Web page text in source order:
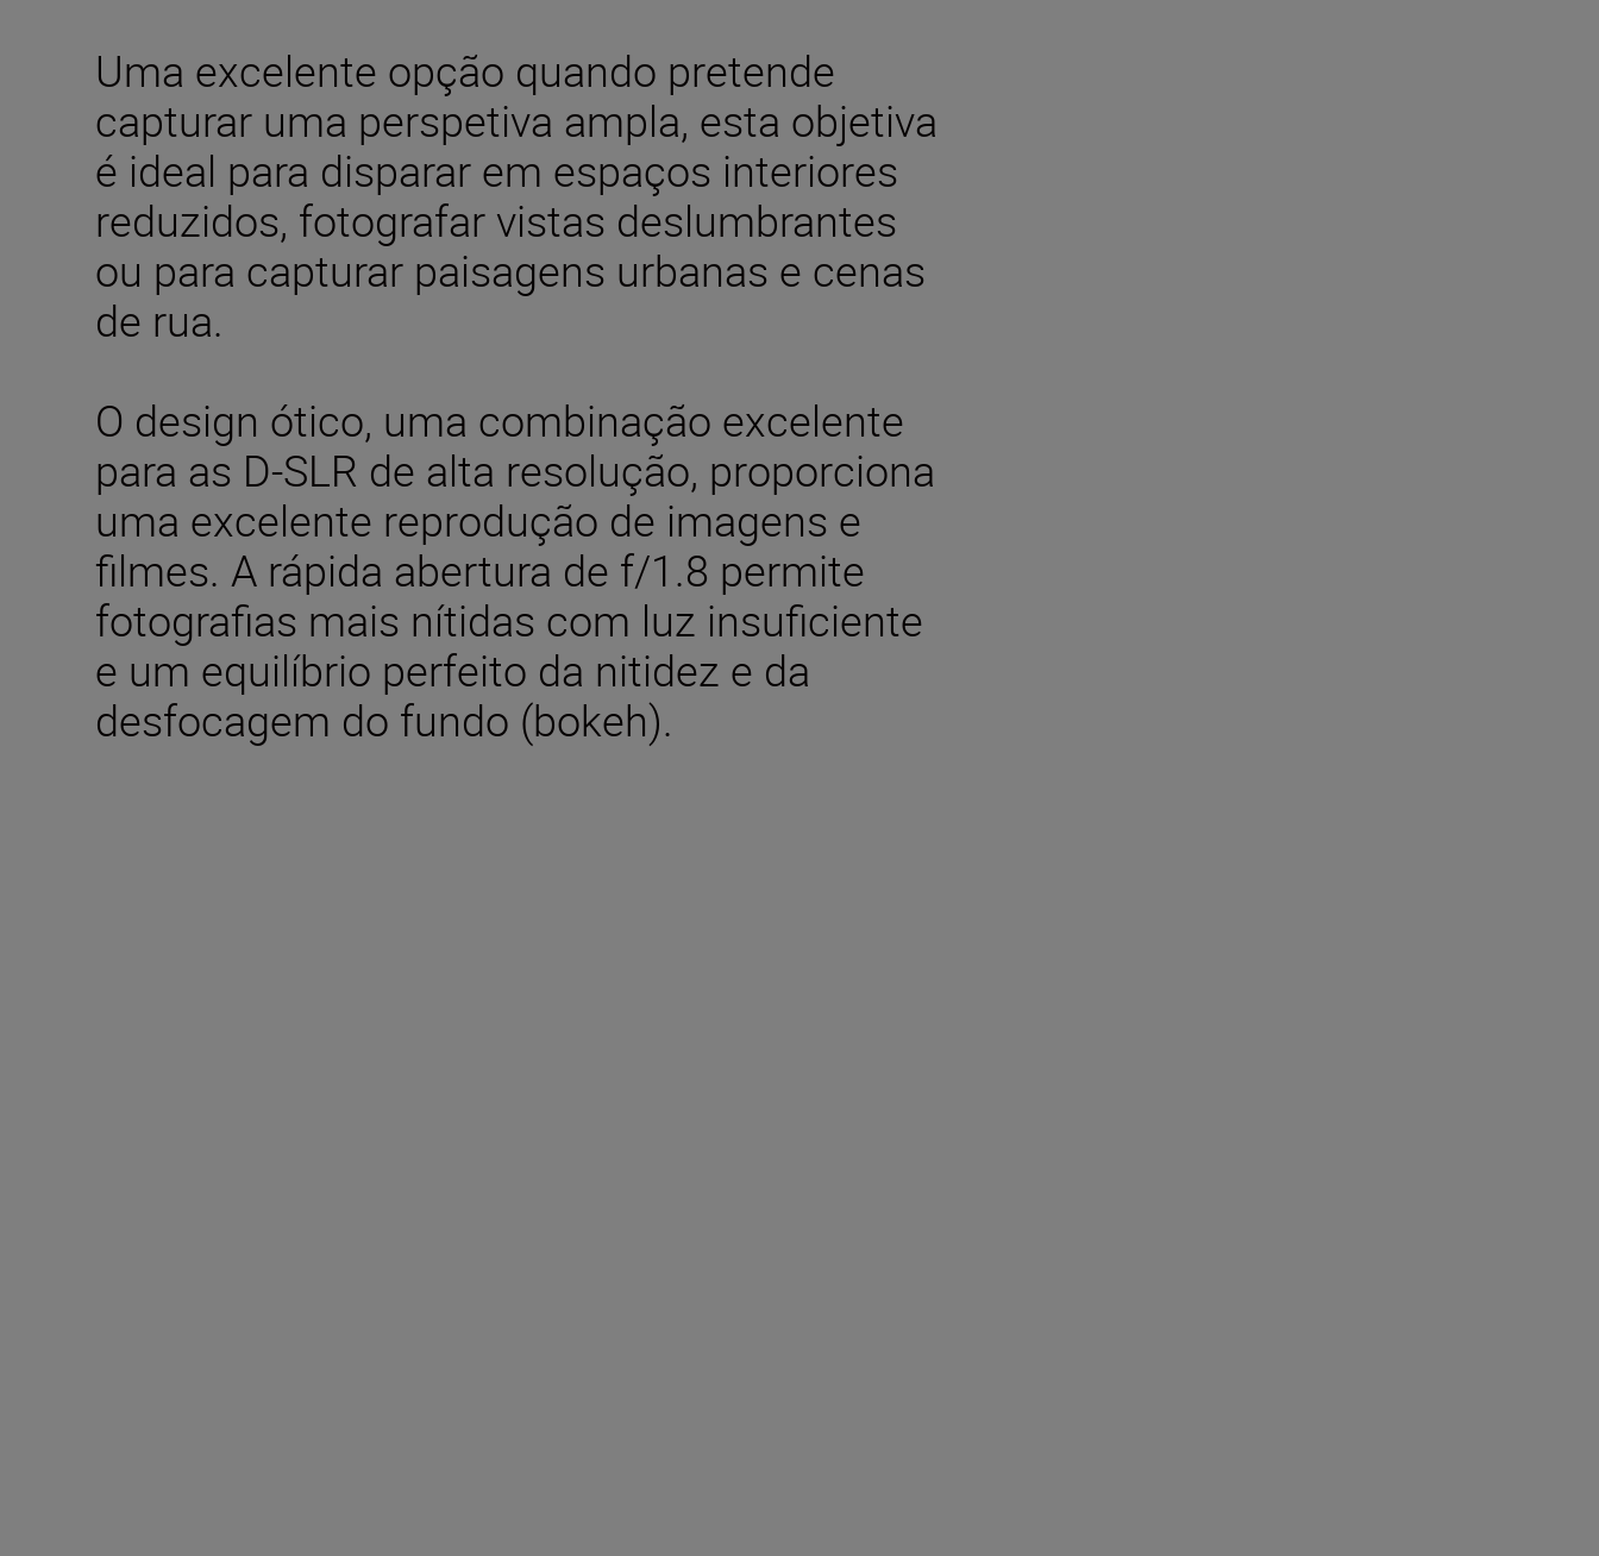
Uma excelente opção quando pretende
capturar uma perspetiva ampla, esta objetiva
é ideal para disparar em espaços interiores
reduzidos, fotografar vistas deslumbrantes
ou para capturar paisagens urbanas e cenas
de rua.
O design ótico, uma combinação excelente
para as D-SLR de alta resolução, proporciona
uma excelente reprodução de imagens e
filmes. A rápida abertura de f/1.8 permite
fotografias mais nítidas com luz insuficiente
e um equilíbrio perfeito da nitidez e da
desfocagem do fundo (bokeh).